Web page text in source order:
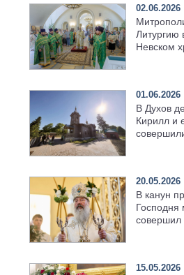
02.06.2026
Литургию
Невском
01.06.2026
В Духов
Кирилл и
20.05.2026
В канун
Господня
совершил
15.05.2026